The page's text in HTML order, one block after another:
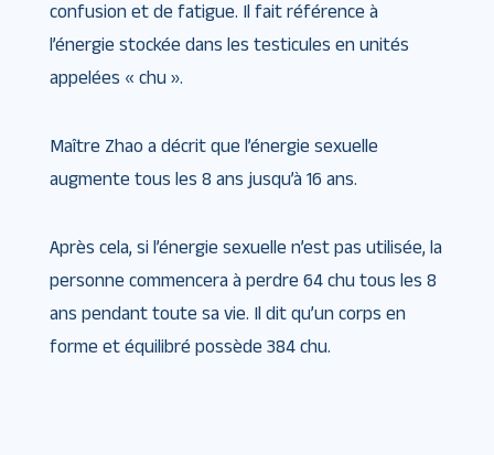
confusion et de fatigue. Il fait référence à
l’énergie stockée dans les testicules en unités
appelées « chu ».
Maître Zhao a décrit que l’énergie sexuelle
augmente tous les 8 ans jusqu’à 16 ans.
Après cela, si l’énergie sexuelle n’est pas utilisée, la
personne commencera à perdre 64 chu tous les 8
ans pendant toute sa vie. Il dit qu’un corps en
forme et équilibré possède 384 chu.